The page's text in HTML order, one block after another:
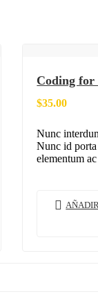
Coding
$35.00
Nunc
Nunc id
elementum